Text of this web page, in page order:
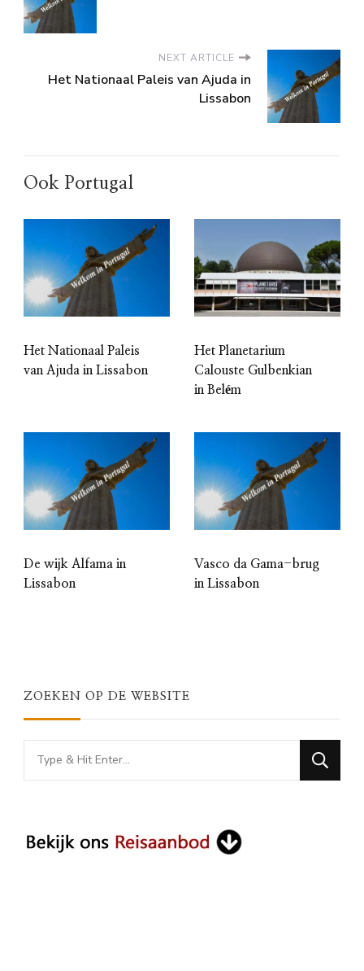
NEXT ARTICLE
Het Nationaal Paleis van Ajuda in
Lissabon
Ook Portugal
Het Nationaal Paleis
van Ajuda in Lissabon
Het Planetarium
Calouste Gulbenkian
in Belém
De wijk Alfama in
Lissabon
Vasco da Gama-brug
in Lissabon
ZOEKEN OP DE WEBSITE
Looking
for